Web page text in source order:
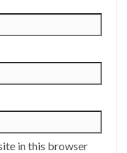
in this browser